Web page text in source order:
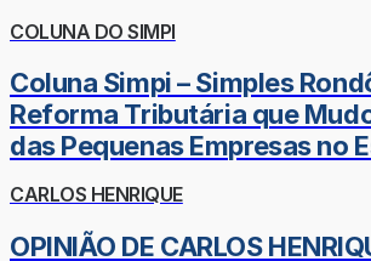
COLUNA DO SIMPI
Coluna Simpi – Simples
Reforma Tributária que
das Pequenas Empresas no
CARLOS HENRIQUE
OPINIÃO DE CARLOS